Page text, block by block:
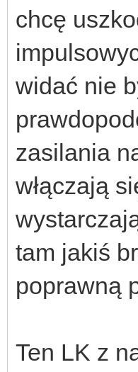
chcę
widać nie
zasilania
włączają
tam jakiś
poprawną
Ten LK z